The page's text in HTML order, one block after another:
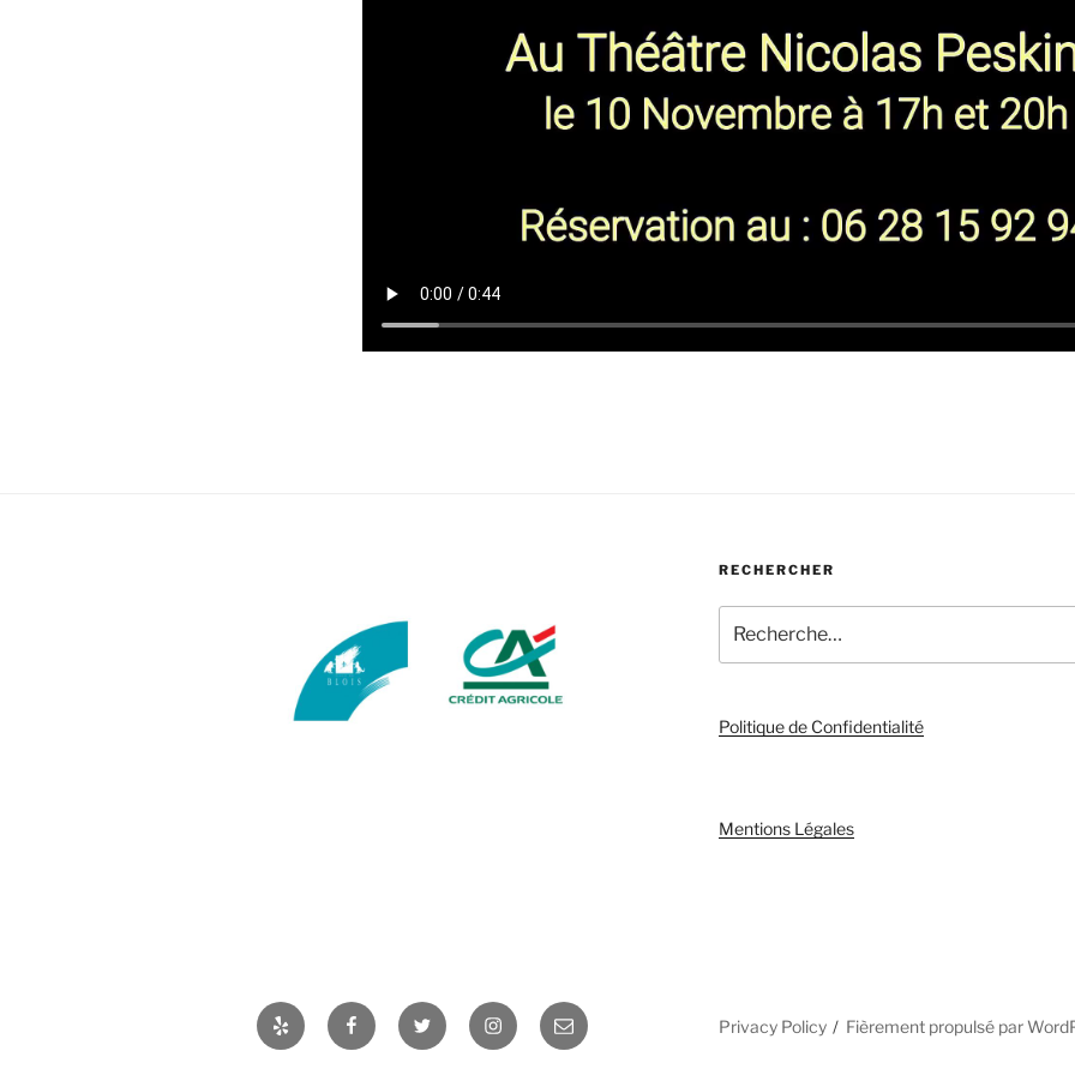
RECHERCHER
pour
:
Politique de Confidentialité
Mentions Légales
Yelp FacebookTwitter Instagram
E-
mail
Privacy Policy Fièrement propulsé par